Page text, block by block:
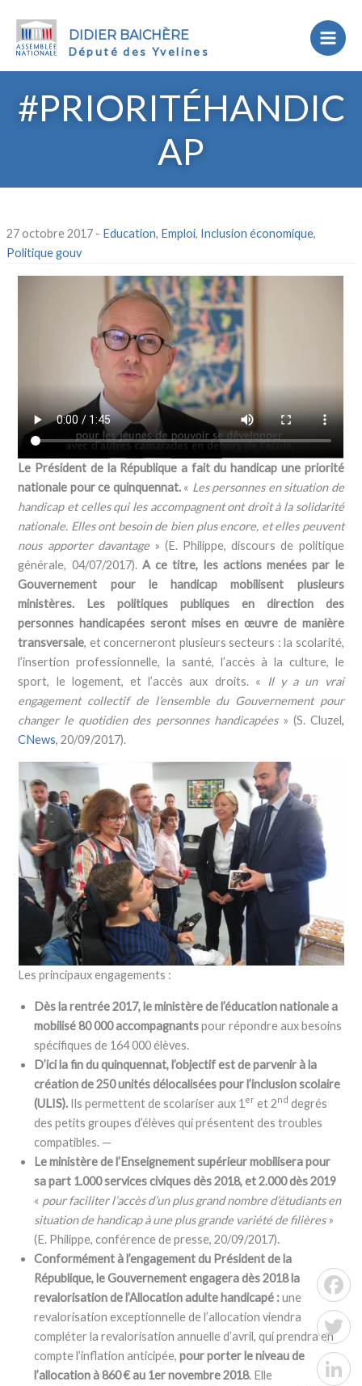
DIDIER BAICHÈRE
Député des Yvelines
#PRIORITÉHANDIC
AP
27 octobre 2017- Education, Emploi, Inclusion économique,
Politique gouv
Le Président de la République a fait du handicap une priorité
nationale pour ce quinquennat.« Les personnes en situation de
handicap et celles qui les accompagnent ont droit à la solidarité
nationale. Elles ont besoin de bien plus encore, et elles peuvent
nous apporter davantage » (E. Philippe, discours de politique
générale, 04/07/2017). A ce titre, les actions menées par le
Gouvernement pour le handicap mobilisent plusieurs
ministères. Les politiques publiques en direction des
personnes handicapées seront mises en œuvre de manière
transversale, et concerneront plusieurs secteurs : la scolarité,
l’insertion professionnelle, la santé, l’accès à la culture, le
sport, le logement, et l’accès aux droits. « Il y a un vrai
engagement collectif de l’ensemble du Gouvernement pour
changer le quotidien des personnes handicapées » (S. Cluzel,
CNews, 20/09/2017).
Les principaux engagements :
Dès la rentrée 2017, le ministère de l’éducation nationale a
mobilisé 80 000 accompagnantspour répondre aux besoins
spécifiques de 164 000 élèves.
D’ici la fin du quinquennat, l’objectif est de parvenir à la
création de 250 unités délocalisées pour l’inclusion scolaire
(ULIS). Ils permettent de scolariser aux 1 er et 2nd degrés
des petits groupes d’élèves qui présentent des troubles
compatibles. —
Le ministère de l’Enseignement supérieur mobilisera pour
sa part 1.000 services civiques dès 2018, et 2.000 dès 2019
« pour faciliter l’accès d’un plus grand nombre d’étudiants en
situation de handicap à une plus grande variété de filières»
(E. Philippe, conférence de presse, 20/09/2017).
Conformément à l’engagement du Président de la
République, le Gouvernement engagera dès 2018 la
revalorisation de l’Allocation adulte handicapé :une
revalorisation exceptionnelle de l’allocation viendra
compléter la revalorisation annuelle d’avril, qui prendra en
compte l’inflation anticipée,pour porter le niveau de
l’allocation à 860 € au 1er novembre 2018. Elle
Twitter